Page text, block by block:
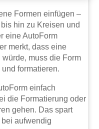
Formen einfügen –
hin zu Kreisen und
eine AutoForm
merkt, dass eine
muss die Form
formatieren.
einfach
die Formatierung oder
gehen. Das spart
aufwendig